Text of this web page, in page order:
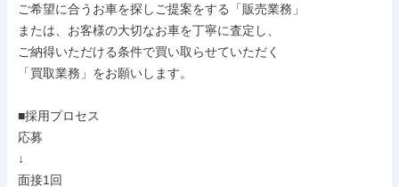
ご希望に合うお車を探しご提案をする「販売業務」
または、お客様の大切なお車を丁寧に査定し、
ご納得いただける条件で買い取らせていただく
「買取業務」をお願いします。
■採用プロセス
応募
↓
面接1回